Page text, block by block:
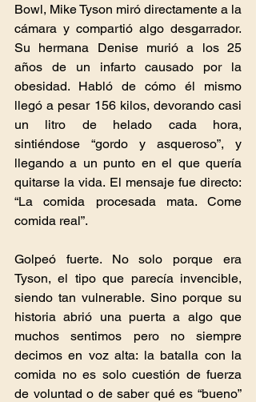
Bowl, Mike Tyson miró directamente a la
cámara y compartió algo desgarrador.
Su hermana Denise murió a los 25
años de un infarto causado por la
obesidad. Habló de cómo él mismo
llegó a pesar 156 kilos, devorando casi
un litro de helado cada hora,
sintiéndose “gordo y asqueroso”, y
llegando a un punto en el que quería
quitarse la vida. El mensaje fue directo:
“La comida procesada mata. Come
comida real”.
Golpeó fuerte. No solo porque era
Tyson, el tipo que parecía invencible,
siendo tan vulnerable. Sino porque su
historia abrió una puerta a algo que
muchos sentimos pero no siempre
decimos en voz alta: la batalla con la
comida no es solo cuestión de fuerza
de voluntad o de saber qué es “bueno”